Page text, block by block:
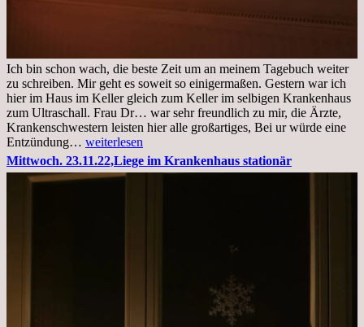
Ich bin schon wach, die beste Zeit um an meinem Tagebuch weiter
zu schreiben. Mir geht es soweit so einigermaßen. Gestern war ich
hier im Haus im Keller gleich zum Keller im selbigen Krankenhaus
zum Ultraschall. Frau Dr… war sehr freundlich zu mir, die Ärzte,
Krankenschwestern leisten hier alle großartiges, Bei ur würde eine
Entzündung… Freitag,
25.11.2022
Kleines
weiterlesen
Mittwoch. 23.11.22,Liege im Krankenhaus stationär